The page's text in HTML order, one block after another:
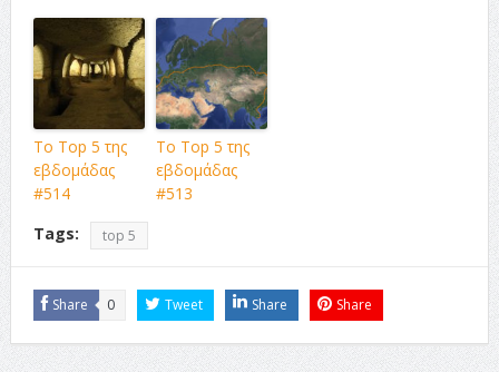
Το Top 5 της
εβδομάδας
#514
Το Top 5 της
εβδομάδας
#513
Tags:
top 5
Share 0 Tweet Share Share